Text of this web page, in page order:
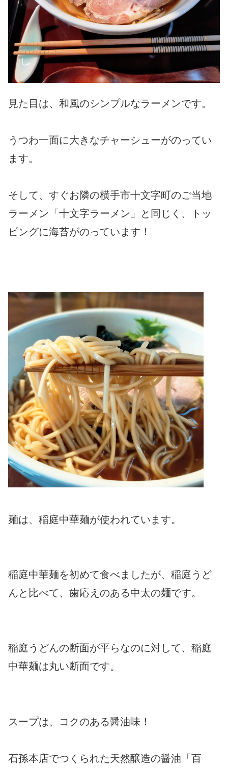
見た目は、和風のシンプルなラーメンです。
うつわ一面に大きなチャーシューがのってい
ます。
そして、すぐお隣の横手市十文字町のご当地
ラーメン「十文字ラーメン」と同じく、トッ
ピングに海苔がのっています！
麺は、稲庭中華麺が使われています。
稲庭中華麺を初めて食べましたが、稲庭うど
んと比べて、歯応えのある中太の麺です。
稲庭うどんの断面が平らなのに対して、稲庭
中華麺は丸い断面です。
スープは、コクのある醤油味！
石孫本店でつくられた天然醸造の醤油「百